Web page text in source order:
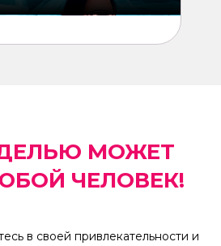
МОЖЕТ
ЧЕЛОВЕК!
в своей привлекательности и